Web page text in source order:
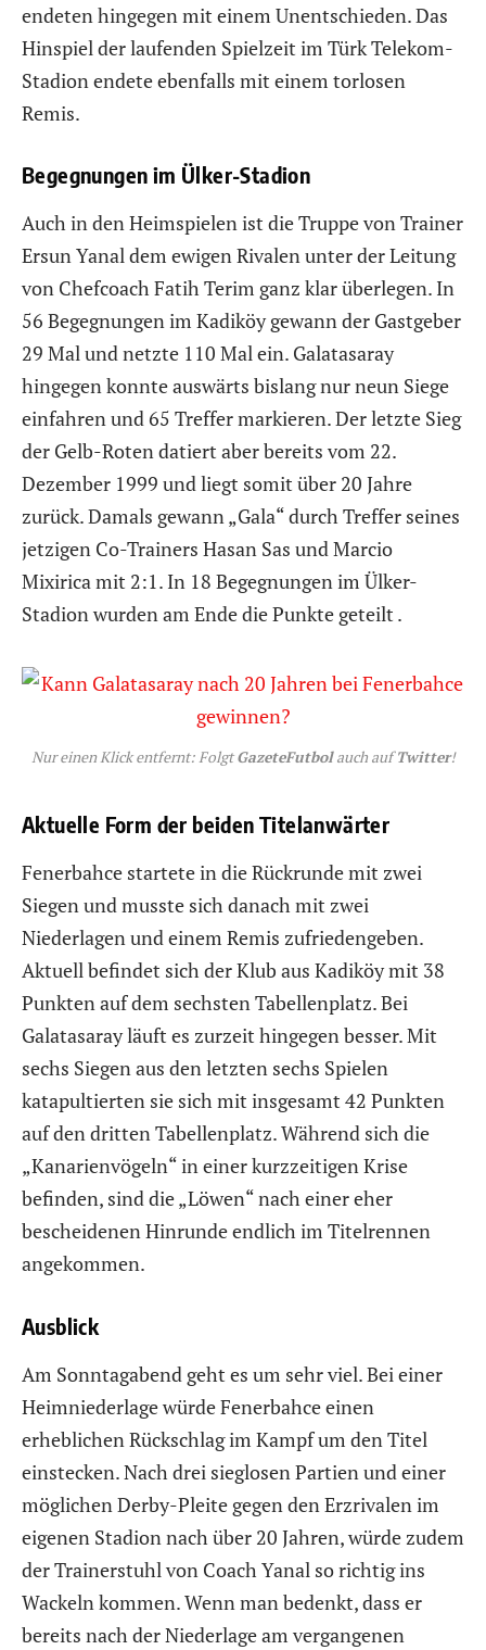
endeten hingegen mit einem Unentschieden. Das
Hinspiel der laufenden Spielzeit im Türk Telekom-
Stadion endete ebenfalls mit einem torlosen
Remis.
Begegnungen im Ülker-Stadion
Auch in den Heimspielen ist die Truppe von Trainer
Ersun Yanal dem ewigen Rivalen unter der Leitung
von Chefcoach Fatih Terim ganz klar überlegen. In
56 Begegnungen im Kadiköy gewann der Gastgeber
29 Mal und netzte 110 Mal ein. Galatasaray
hingegen konnte auswärts bislang nur neun Siege
einfahren und 65 Treffer markieren. Der letzte Sieg
der Gelb-Roten datiert aber bereits vom 22.
Dezember 1999 und liegt somit über 20 Jahre
zurück. Damals gewann „Gala“ durch Treffer seines
jetzigen Co-Trainers Hasan Sas und Marcio
Mixirica mit 2:1. In 18 Begegnungen im Ülker-
Stadion wurden am Ende die Punkte geteilt .
Nur einen Klick entfernt: FolgtGazeteFutbolauch aufTwitter!
Aktuelle Form der beiden Titelanwärter
Fenerbahce startete in die Rückrunde mit zwei
Siegen und musste sich danach mit zwei
Niederlagen und einem Remis zufriedengeben.
Aktuell befindet sich der Klub aus Kadiköy mit 38
Punkten auf dem sechsten Tabellenplatz. Bei
Galatasaray läuft es zurzeit hingegen besser. Mit
sechs Siegen aus den letzten sechs Spielen
katapultierten sie sich mit insgesamt 42 Punkten
auf den dritten Tabellenplatz. Während sich die
„Kanarienvögeln“ in einer kurzzeitigen Krise
befinden, sind die „Löwen“ nach einer eher
bescheidenen Hinrunde endlich im Titelrennen
angekommen.
Ausblick
Am Sonntagabend geht es um sehr viel. Bei einer
Heimniederlage würde Fenerbahce einen
erheblichen Rückschlag im Kampf um den Titel
einstecken. Nach drei sieglosen Partien und einer
möglichen Derby-Pleite gegen den Erzrivalen im
eigenen Stadion nach über 20 Jahren, würde zudem
der Trainerstuhl von Coach Yanal so richtig ins
Wackeln kommen. Wenn man bedenkt, dass er
bereits nach der Niederlage am vergangenen